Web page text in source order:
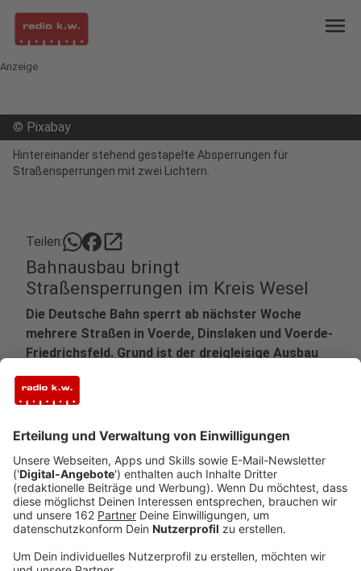
menu
Anzeige
© Pixabay
Hintereinander stehend gestapelte Absperrungen für
Straßensperrungen mit zwei Lichtern.
Teilen: open_in_new
Bahnausbau bringt
Straßensperrungen im Kreis Wesel
Die Deutsche Bahn sperrt ab nächster Woche
mehrere Straßen in Voerde, Dinslaken und Voerde-
Friedrichsfeld. Grund ist der dreigleisige Ausbau
der Güterzugstrecke zwischen Emmerich und
Oberhausen.
Anzeige
Wer in Voerde unterwegs ist, muss ab Montag, 20.
Höhe des Haltepunkts Voerde ist dann bis Samstag,